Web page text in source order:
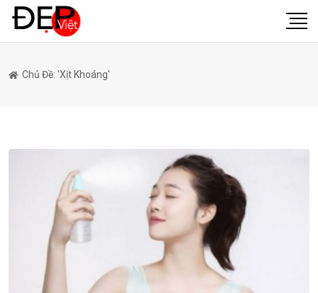
Chủ Đề: 'xịt Khoáng'